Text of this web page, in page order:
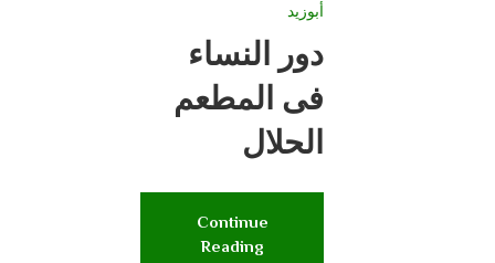
أبوزيد
دور النساء
فى المطعم
الحلال
Continue
Reading